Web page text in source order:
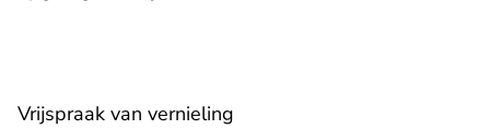
Vrijspraak van vernieling